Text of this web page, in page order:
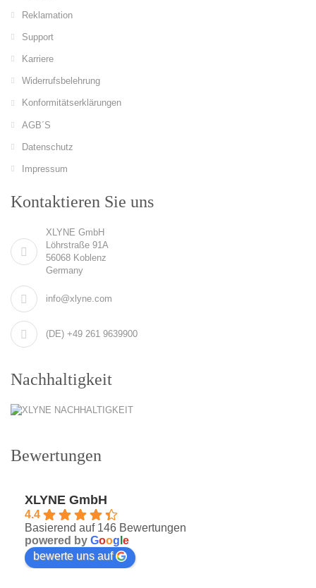
Reklamation
Support
Karriere
Widerrufsbelehrung
Konformitätserklärungen
AGB´S
Datenschutz
Impressum
Kontaktieren Sie uns
XLYNE GmbH
Löhrstraße 91A
56068 Koblenz
Germany
info@xlyne.com
(DE) +49 261 9639900
Nachhaltigkeit
Bewertungen
XLYNE GmbH
4.4
Basierend auf 146 Bewertungen
powered by Goog e
bewerte uns auf